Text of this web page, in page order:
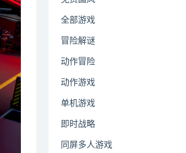
全部游戏
冒险解谜
动作冒险
动作游戏
单机游戏
即时战略
同屏多人游戏